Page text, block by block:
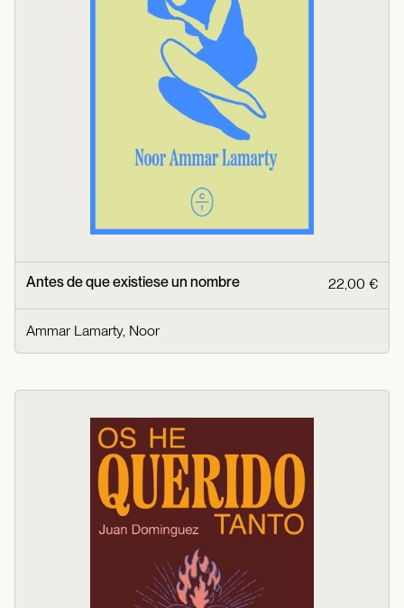
Antes de que existiese un nombre 22,00 €
Ammar Lamarty, Noor